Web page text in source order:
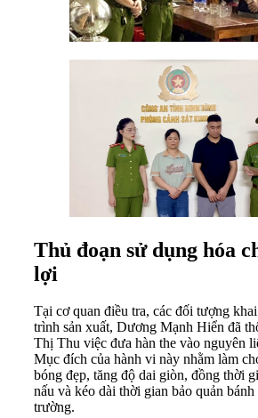
Thủ đoạn sử dụng hóa
lợi
Tại cơ quan điều tra, các đối tượng
trình sản xuất, Dương Mạnh Hiển đã
Thị Thu việc đưa hàn the vào nguyên
Mục đích của hành vi này nhằm làm
bóng đẹp, tăng độ dai giòn, đồng thời
nấu và kéo dài thời gian bảo quản bánh
trường.